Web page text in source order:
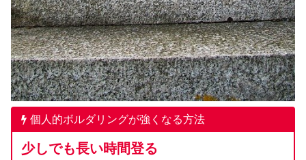
個人的ボルダリングが強くなる方法
少しでも長い時間登る